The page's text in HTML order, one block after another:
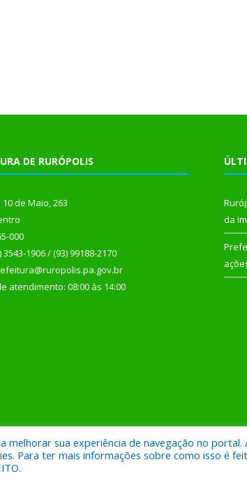
DE RURÓPOLIS
10 de Maio, 263
000
3543-1906 / (93) 99188-2170
atendimento: 08:00 às 14:00
da
direitos reservados a Prefeitura Municipal de Rurópolis.
melhorar sua experiência de navegação no
Para ter mais informações sobre como isso é